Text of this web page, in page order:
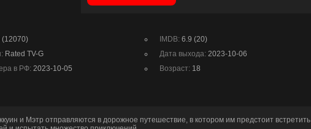
(12070) IMDB:6.9 (20)
Rated TV-G Дата выхода:2023-10-06
в РФ: 2023-10-05 Возраст: 18
и Мэтр отправляются в дорожное путешествие, в котором им предстоит встретить